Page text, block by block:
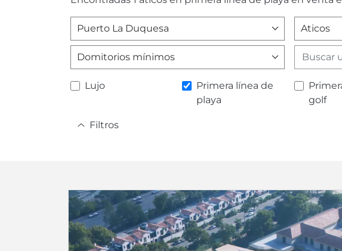
Puerto La Duquesa Aticos
Domitorios mínimos
Lujo
Primera línea de
playa
golf
Filtros